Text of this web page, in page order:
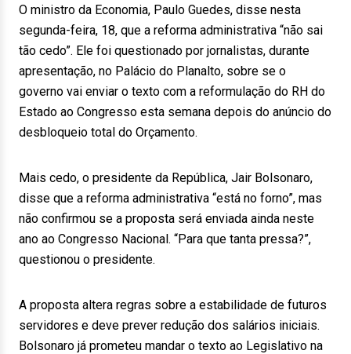
O ministro da Economia, Paulo Guedes, disse nesta
segunda-feira, 18, que a reforma administrativa “não sai
tão cedo”. Ele foi questionado por jornalistas, durante
apresentação, no Palácio do Planalto, sobre se o
governo vai enviar o texto com a reformulação do RH do
Estado ao Congresso esta semana depois do anúncio do
desbloqueio total do Orçamento.
Mais cedo, o presidente da República, Jair Bolsonaro,
disse que a reforma administrativa “está no forno”, mas
não confirmou se a proposta será enviada ainda neste
ano ao Congresso Nacional. “Para que tanta pressa?”,
questionou o presidente.
A proposta altera regras sobre a estabilidade de futuros
servidores e deve prever redução dos salários iniciais.
Bolsonaro já prometeu mandar o texto ao Legislativo na